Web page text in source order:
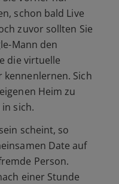
schon bald Live
zuvor sollten Sie
Mann den
die virtuelle
Sich
Heim zu
sich.
scheint, so
Date auf
Person.
einer Stunde